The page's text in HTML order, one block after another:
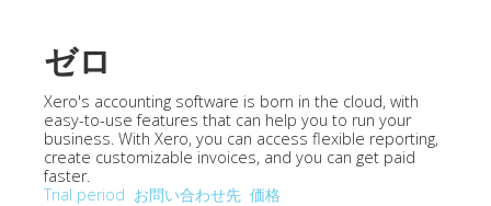
ゼロ
Xero's accounting software is born in the cloud, with
easy-to-use features that can help you to run your
business. With Xero, you can access flexible reporting,
create customizable invoices, and you can get paid
faster.
Trial period お問い合わせ先 価格